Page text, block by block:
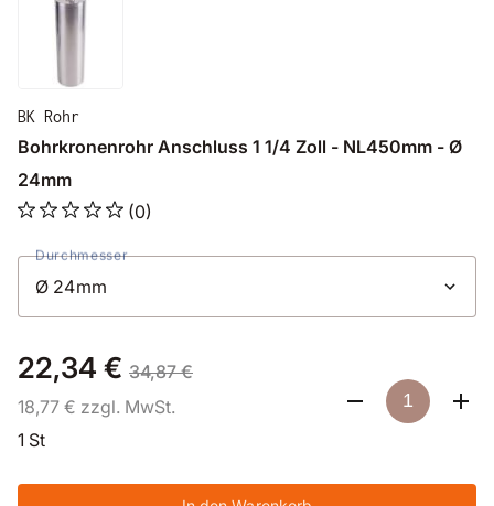
BK Rohr
Bohrkronenrohr Anschluss 1 1/4 Zoll - NL450mm - Ø
24mm
(0)
Durchmesser
22,34 € 34,87 €
18,77 € zzgl. MwSt.
1 St